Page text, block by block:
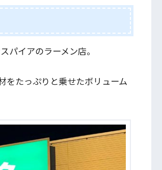
パイアのラーメン店。
をたっぷりと乗せたボリューム